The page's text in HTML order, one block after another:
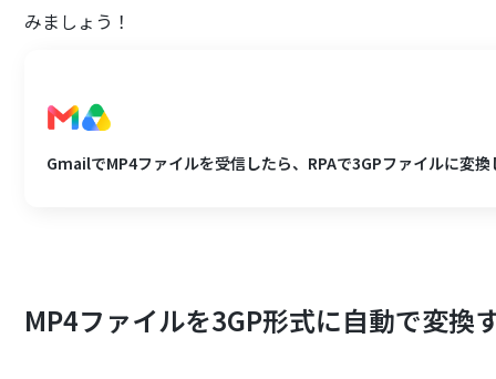
みましょう！
GmailでMP4ファイルを受信したら、RPAで3GPファイルに変
MP4ファイルを3GP形式に自動で変換